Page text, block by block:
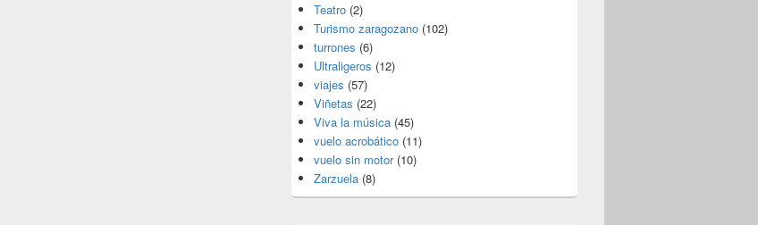
Teatro (2)
Turismo zaragozano (102)
turrones (6)
Ultraligeros (12)
viajes (57)
Viñetas (22)
Viva la música (45)
vuelo acrobático (11)
vuelo sin motor(10)
Zarzuela (8)